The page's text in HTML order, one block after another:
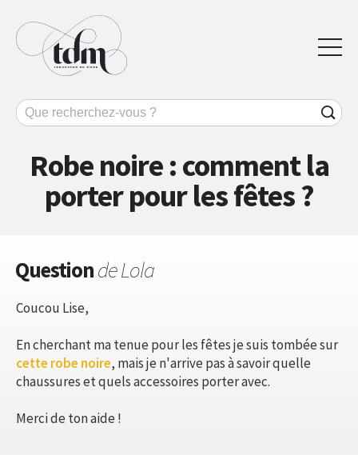
Robe noire : comment la
porter pour les fêtes ?
Questionde Lola
Coucou Lise,
En cherchant ma tenue pour les fêtes je suis tombée sur
cette robe noire, mais je n'arrive pas à savoir quelle
chaussures et quels accessoires porter avec.
Merci de ton aide !